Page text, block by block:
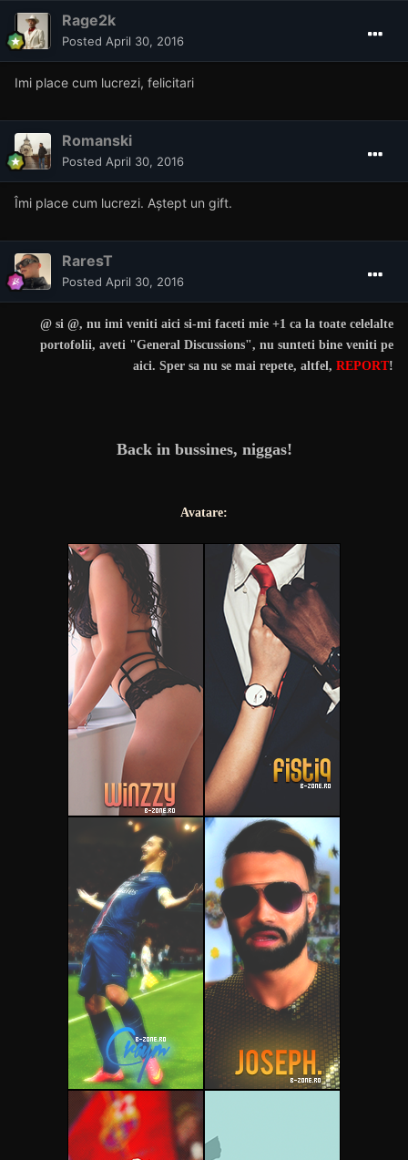
Rage2k
Posted April 30, 2016
Imi place cum lucrezi, felicitari
Romanski
Posted April 30, 2016
Îmi place cum lucrezi. Aștept un gift.
RaresT
Posted April 30, 2016
@ si @, nu imi veniti aici si-mi faceti mie +1 ca la toate celelalte
portofolii, aveti "General Discussions", nu sunteti bine veniti pe
aici. Sper sa nu se mai repete, altfel, REPORT!
Back in bussines, niggas!
Avatare: